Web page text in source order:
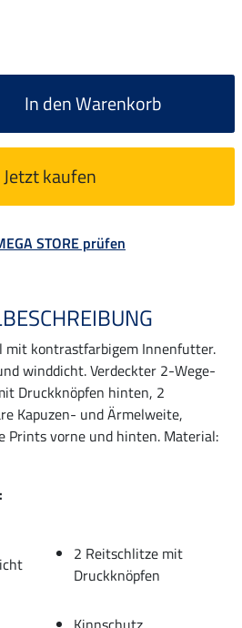
In den Warenkorb
Jetzt kaufen
STORE prüfen
mit kontrastfarbigem Innenfutter.
winddicht. Verdeckter 2-Wege-
Druckknöpfen hinten, 2
Kapuzen- und Ärmelweite,
Prints vorne und hinten. Material:
2 Reitschlitze mit
Druckknöpfen